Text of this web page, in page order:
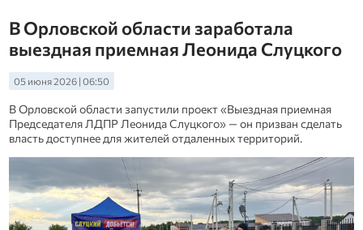
В Орловской области заработала
выездная приемная Леонида Слуцкого
05 июня 2026 | 06:50
В Орловской области запустили проект «Выездная приемная
Председателя ЛДПР Леонида Слуцкого» — он призван сделать
власть доступнее для жителей отдаленных территорий.